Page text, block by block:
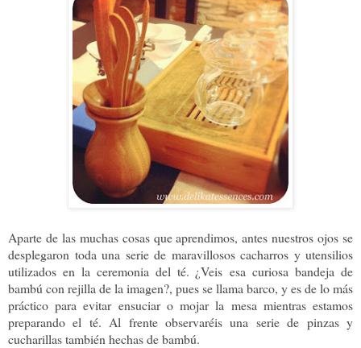
Aparte de las muchas cosas que aprendimos, antes nuestros ojos se
desplegaron toda una serie de maravillosos cacharros y utensilios
utilizados en la ceremonia del té. ¿Veis esa curiosa bandeja de
bambú con rejilla de la imagen?, pues se llama barco, y es de lo más
práctico para evitar ensuciar o mojar la mesa mientras estamos
preparando el té. Al frente observaréis una serie de pinzas y
cucharillas también hechas de bambú.